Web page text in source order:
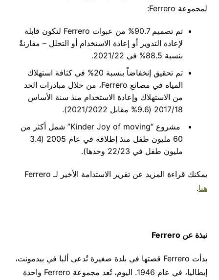
لمجموعة Ferrero:
تم تصميم90.7% من عبوات Ferrero لتكون قابلة
لإعادة التدوير أو إعادة الاستخدام أو التحلل – مقارنةً
بنسبة 88.5% في 2021/22.
تم تحقيق إنخفاضاً بنسبة 20%
في كثافة استهلاك
المياه في مصانع Ferrero، من خلال مبادرات الحد
من الاستهلاك وإعادة الاستخدام منذ سنة الأساس
2017/18 (9.6%
مقابل 2021/2022).
مشروع “Kinder Joy of moving”
شمل أكثر من
60 مليون طفل منذ إطلاقه في عام 2005 (3.4
مليون طفل في 22/23 وحدها).
يمكنك قراءة المزيد عن تقرير الاستدامة الأخير لـ Ferrero
هنا.
نبذة عن Ferrero
بدأت Ferrero قصتها في بلدة صغيرة تُدعى ألبا في بيدمونت،
إيطاليا، في عام 1946. اليوم، تُعد مجموعة Ferrero واحدة